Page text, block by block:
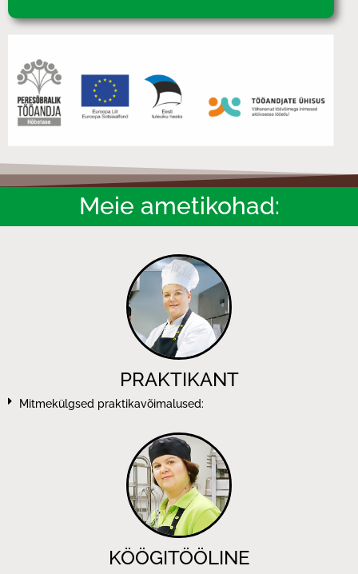
Meie ametikohad:
PRAKTIKANT
Mitmekülgsed praktikavõimalused:
KÖÖGITÖÖLINE